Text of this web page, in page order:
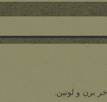
برن و لوتین.